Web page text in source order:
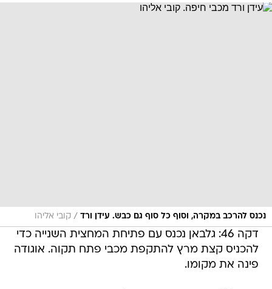
נכנס להרכב במקרה, וסוף כל סוף גם כבש. עידן ורד / קובי אליהו
דקה 46: גלבאן נכנס עם פתיחת המחצית השנייה כדי
להכניס קצת מרץ להתקפת מכבי פתח תקוה. אוגודה
פינה את מקומו.